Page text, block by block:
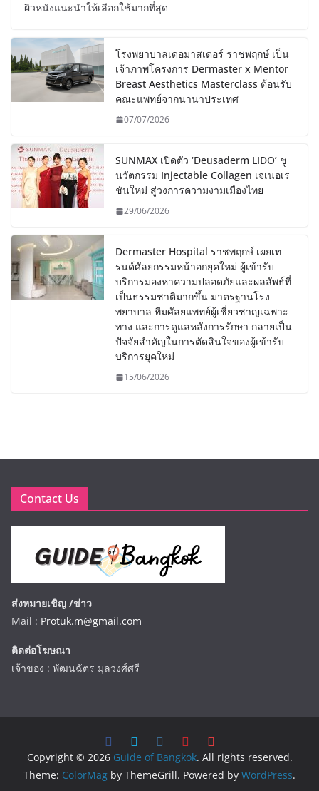
ผิวหนังแนะนำให้เลือกใช้มากที่สุด
โรงพยาบาลเดอมาสเตอร์ ราชพฤกษ์ เป็น
เจ้าภาพโครงการ Dermaster x Mentor
Breast Aesthetics Masterclass ต้อนรับ
คณะแพทย์จากนานาประเทศ
07/07/2026
SUNMAX เปิดตัว ‘Deusaderm LIDO’ ชู
นวัตกรรม Injectable Collagen เจเนอเร
ชันใหม่ สู่วงการความงามเมืองไทย
29/06/2026
Dermaster Hospital ราชพฤกษ์ เผยเท
รนด์ศัลยกรรมหน้าอกยุคใหม่ ผู้เข้ารับ
บริการมองหาความปลอดภัยและผลลัพธ์ที่
เป็นธรรมชาติมากขึ้น มาตรฐานโรง
พยาบาล ทีมศัลยแพทย์ผู้เชี่ยวชาญเฉพาะ
ทาง และการดูแลหลังการรักษา กลายเป็น
ปัจจัยสำคัญในการตัดสินใจของผู้เข้ารับ
บริการยุคใหม่
15/06/2026
Contact Us
ส่งหมายเชิญ /ข่าว
Mail : Protuk.m@gmail.com
ติดต่อโฆษณา
เจ้าของ : พัฒนฉัตร มุลวงศ์ศรี
Copyright © 2026 Guide of Bangkok. All rights reserved.
Theme: ColorMag by ThemeGrill. Powered by WordPress.